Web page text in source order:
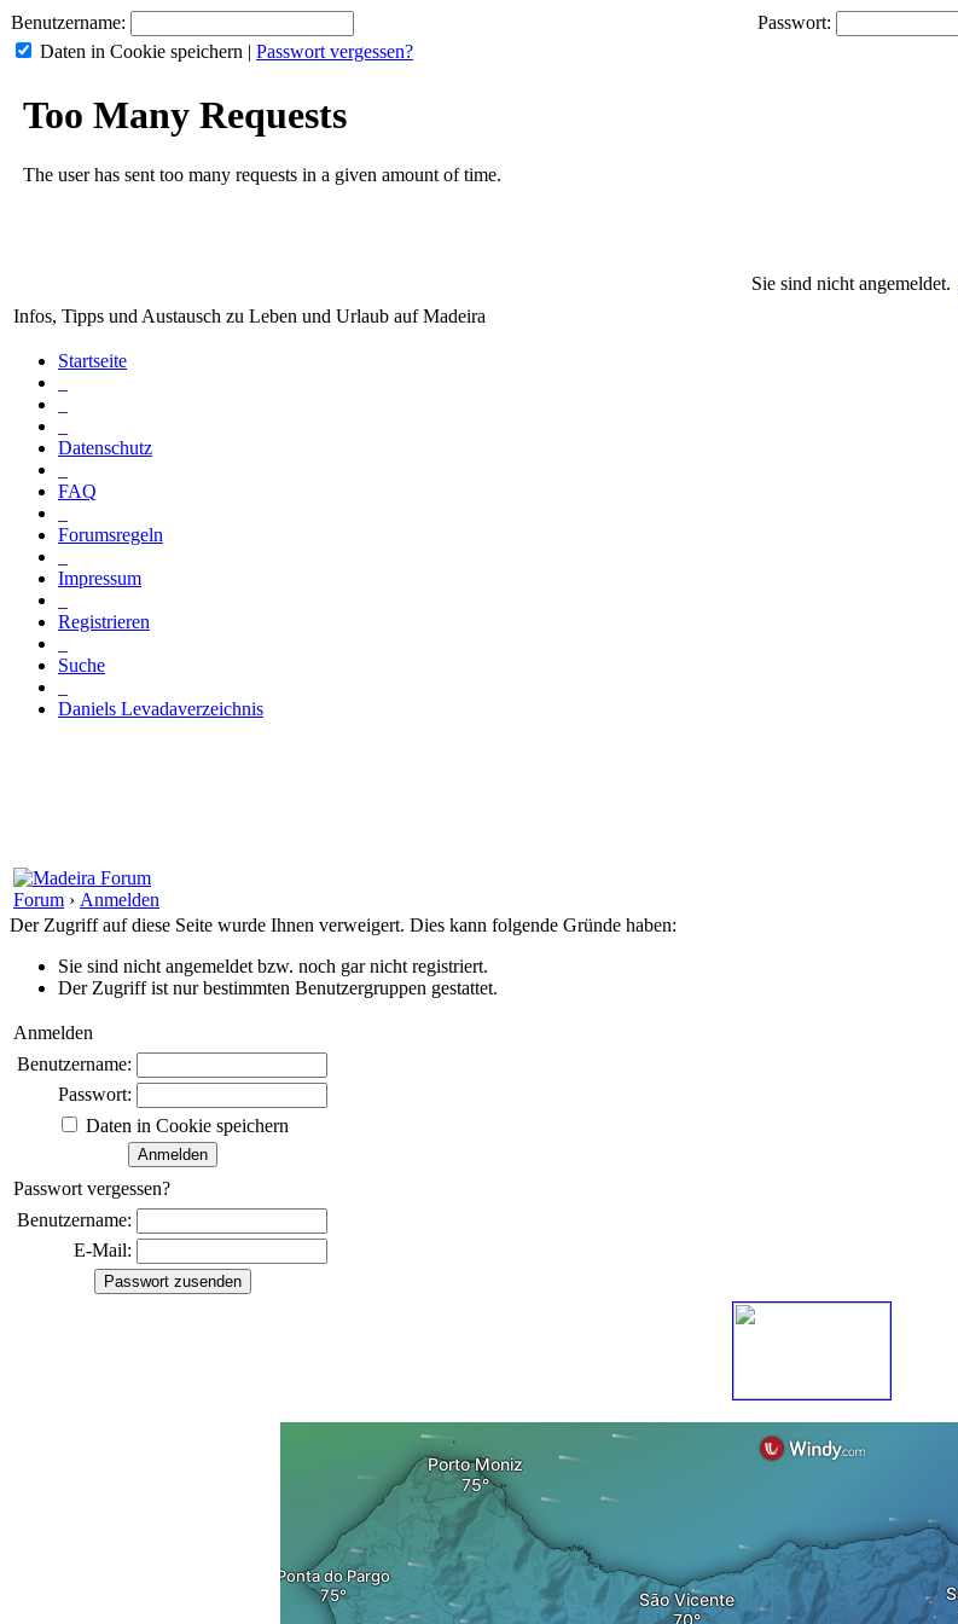
Benutzername:
Passwort:
Daten in Cookie speichern | Passwort vergessen?
Sie sind nicht angemeldet.
Infos, Tipps und Austausch zu Leben und Urlaub auf Madeira
Startseite
Datenschutz
FAQ
Forumsregeln
Impressum
Registrieren
Suche
Daniels Levadaverzeichnis
Forum › Anmelden
Der Zugriff auf diese Seite wurde Ihnen verweigert. Dies kann folgende Gründe haben:
Sie sind nicht angemeldet bzw. noch gar nicht registriert.
Der Zugriff ist nur bestimmten Benutzergruppen gestattet.
Anmelden
Benutzername:
Passwort:
Daten in Cookie speichern
Passwort vergessen?
Benutzername:
E-Mail: